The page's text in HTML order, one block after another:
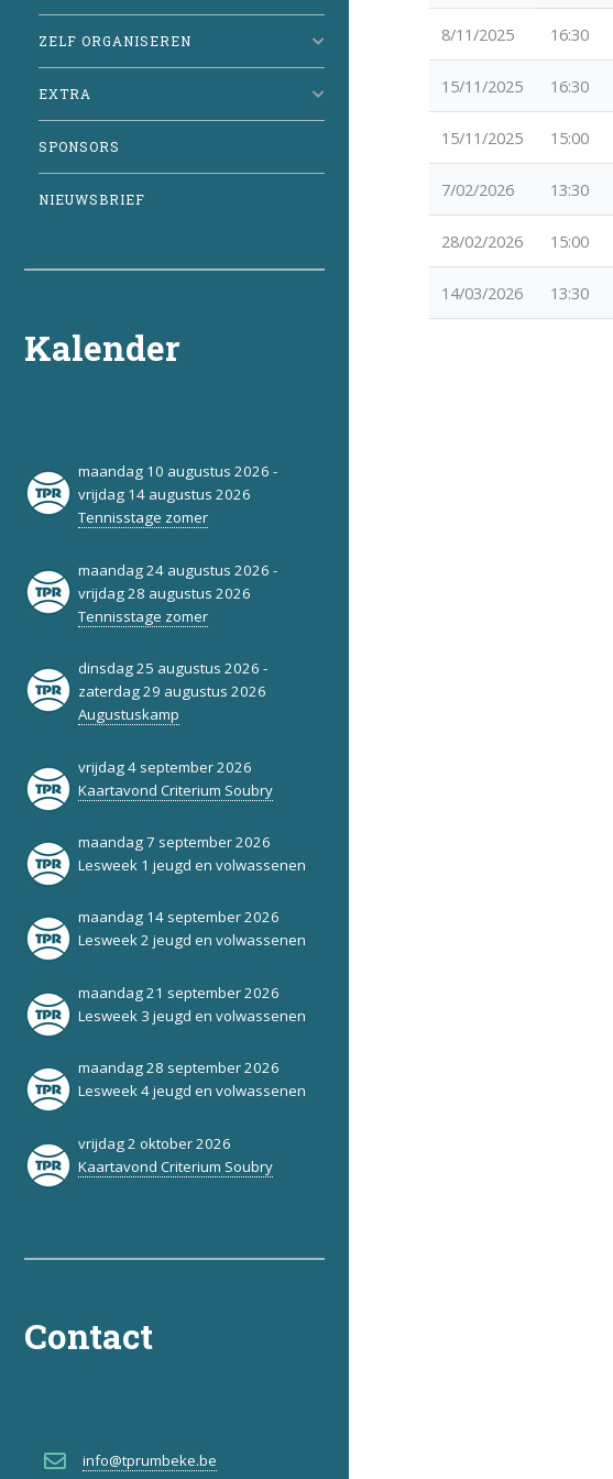
8/11/2025 16:30
15/11/2025 16:30
15/11/2025 15:00
7/02/2026 13:30
28/02/2026 15:00
14/03/2026 13:30
ZELF ORGANISEREN
EXTRA
SPONSORS
NIEUWSBRIEF
Kalender
maandag 10 augustus 2026 -
vrijdag 14 augustus 2026
Tennisstage zomer
maandag 24 augustus 2026 -
vrijdag 28 augustus 2026
Tennisstage zomer
dinsdag 25 augustus 2026 -
zaterdag 29 augustus 2026
Augustuskamp
vrijdag 4 september 2026
Kaartavond Criterium Soubry
maandag 7 september 2026
Lesweek 1 jeugd en volwassenen
maandag 14 september 2026
Lesweek 2 jeugd en volwassenen
maandag 21 september 2026
Lesweek 3 jeugd en volwassenen
maandag 28 september 2026
Lesweek 4 jeugd en volwassenen
vrijdag 2 oktober 2026
Kaartavond Criterium Soubry
Contact
info@tprumbeke.be